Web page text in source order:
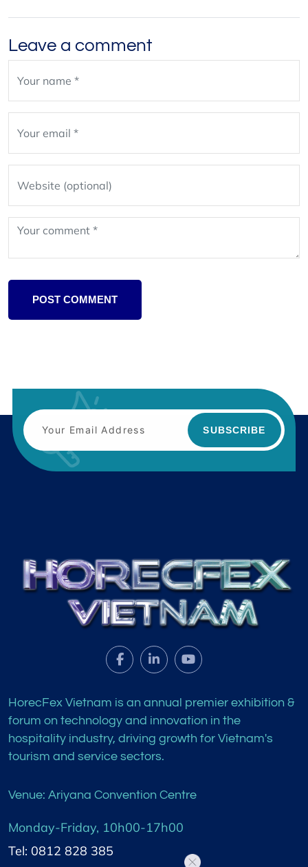
Leave a comment
blank
POST COMMENT
SUBSCRIBE
HorecFex Vietnam is an annual premier exhibition &
forum on technology and innovation in the
hospitality industry, driving growth for Vietnam's
tourism and service sectors.
Venue: Ariyana Convention Centre
Monday-Friday, 10h00-17h00
Tel: 0812 828 385